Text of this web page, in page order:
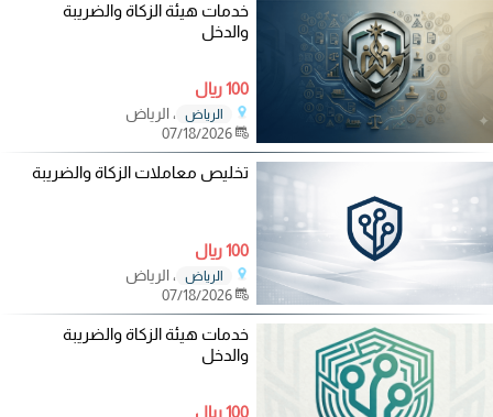
خدمات هيئة الزكاة والضريبة
والدخل
100 ريال
الرياض
، الرياض
07/18/2026
تخليص معاملات الزكاة والضريبة
100 ريال
الرياض
، الرياض
07/18/2026
خدمات هيئة الزكاة والضريبة
والدخل
100 ريال